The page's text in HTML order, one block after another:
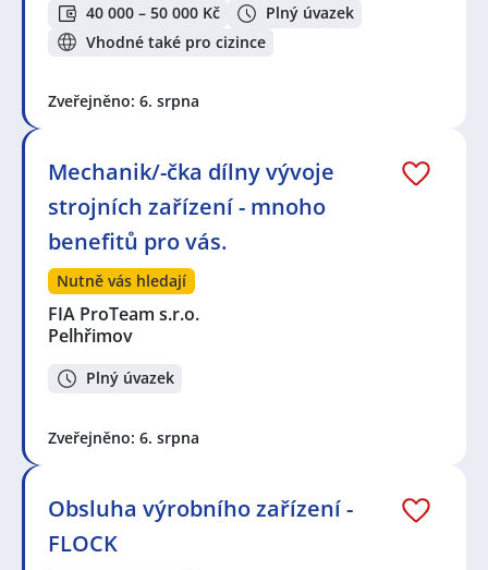
40 000 – 50 000 Kč
Plný úvazek
Vhodné také pro cizince
Zveřejněno: 6. srpna
Mechanik/-čka dílny vývoje
strojních zařízení - mnoho
benefitů pro vás.
Nutně vás hledají
FIA ProTeam s.r.o.
Pelhřimov
Plný úvazek
Zveřejněno: 6. srpna
Obsluha výrobního zařízení -
FLOCK